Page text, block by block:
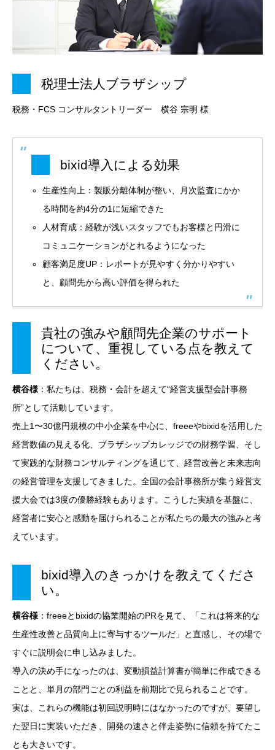
税理士法人ブラザシップ
税務・FCS コンサルタントリーダー 横谷 宗明 様
bixid導入による効果
生産性向上：製販分離体制が整い、月次監査にかか
る時間を約4分の1に短縮できた
人材育成：経験が浅いスタッフでもお客様と円滑に
コミュニケーションがとれるようになった
顧客満足度UP：レポートが見やすく分かりやすい
と、顧問先から高い評価を得られた
貴社の強みや顧問先企業のサポート
について、重視している点を教えて
ください。
横谷様 ：私たちは、税務・会計を超えて“経営支援型会計事務
所”として活動しています。
売上1〜30億円規模の中小企業を中心に、freeeやbixidを活用した
経営数値の見える化、ブラザシップカレッジでの財務学習、そし
て実践的な財務コンサルティングを通じて、経営改善と未来志向
の経営管理を支援してきました。全国の会計事務所が集う経営支
援大会では3度の優勝経験もあります。こうした実績を基盤に、
経営者に安心と感動を届けられることが私たちの最大の強みと考
えています。
bixid導入のきっかけを教えてくださ
い。
横谷様 ： freeeとbixidの協業開始のPRを見て、「これは将来的な
生産性改善と品質向上に寄与するツールだ」と直感し、その場で
すぐに説明会に申し込みました。
導入の決め手になったのは、変動損益計算書が簡単に作成できる
ことと、単月の部門ごとの利益を前期比で見られることです。
実は、これらの機能は初回説明時にはなかったのですが、要望し
た翌日に実装いただき、開発の速さと伴走姿勢に信頼を持てたこ
とも大きいです。